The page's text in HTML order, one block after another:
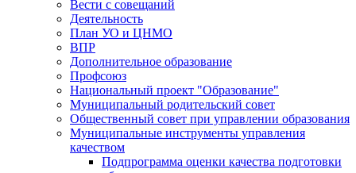
Вести с совещаний
Деятельность
План УО и ЦНМО
ВПР
Дополнительное образование
Профсоюз
Национальный проект "Образование"
Муниципальный родительский совет
Общественный совет при управлении образования
Муниципальные инструменты управления
качеством
Подпрограмма оценки качества подготовки